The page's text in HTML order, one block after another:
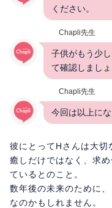
ください。
Chapli先生
子供がもう少
て確認しましょ
Chapli先生
今回は以上に
彼にとってHさんは大切
癒しだけではなく、求
ているとのこと。
数年後の未来のために
なのかもしれません。